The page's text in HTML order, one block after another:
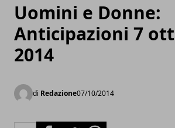
Uomini e Donne:
Anticipazioni 7
2014
di Redazione07/10/2014